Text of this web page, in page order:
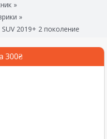
»
»
2019+ 2 поколение
300₴